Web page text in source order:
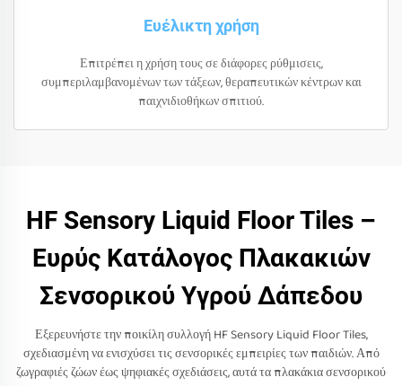
Ευέλικτη χρήση
Επιτρέπει η χρήση τους σε διάφορες ρύθμισεις,
συμπεριλαμβανομένων των τάξεων, θεραπευτικών κέντρων και
παιχνιδιοθήκων σπιτιού.
HF Sensory Liquid Floor Tiles –
Ευρύς Κατάλογος Πλακακιών
Σενσορικού Υγρού Δάπεδου
Εξερευνήστε την ποικίλη συλλογή HF Sensory Liquid Floor Tiles,
σχεδιασμένη να ενισχύσει τις σενσορικές εμπειρίες των παιδιών. Από
ζωγραφιές ζώων έως ψηφιακές σχεδιάσεις, αυτά τα πλακάκια σενσορικού